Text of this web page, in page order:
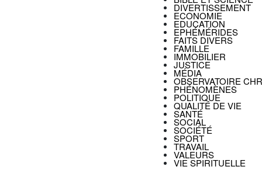
DIVERTISSEMENT
ECONOMIE
EDUCATION
EPHÉMÉRIDES
FAITS DIVERS
FAMILLE
IMMOBILIER
JUSTICE
MÉDIA
OBSERVATOIRE
PHÉNOMÈNES
POLITIQUE
QUALITÉ DE VIE
SANTÉ
SOCIAL
SOCIÉTÉ
SPORT
TRAVAIL
VALEURS
VIE SPIRITUELLE